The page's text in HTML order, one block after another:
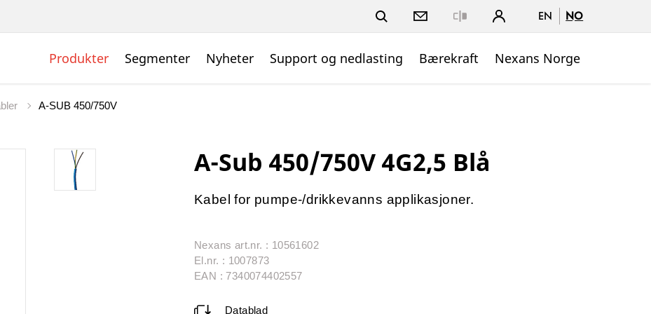
EN NO
Produkter Segmenter Nyheter Support og nedlasting Bærekraft Nexans Norge
A-SUB 450/750V
A-Sub 450/750V 4G2,5 Blå
Kabel for pumpe-/drikkevanns applikasjoner.
Nexans art.nr. : 10561602
El.nr. : 1007873
EAN : 7340074402557
Datablad